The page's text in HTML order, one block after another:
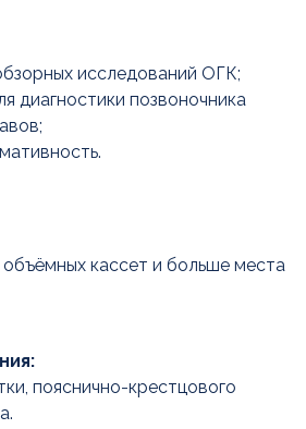
исследований ОГК;
диагностики позвоночника
кассет и больше места
пояснично-крестцового
задачи